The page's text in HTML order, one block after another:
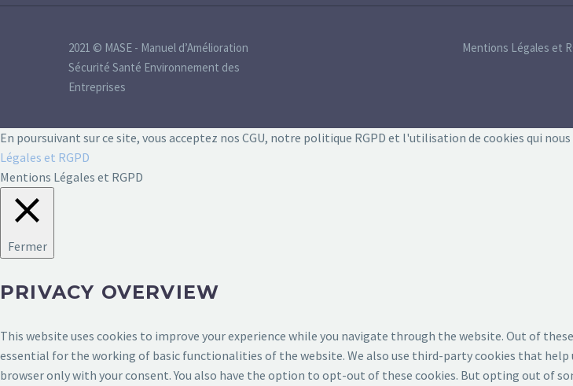
Mentions Légales et
2021 © MASE - Manuel d’Amélioration
Sécurité Santé Environnement des
Entreprises
En poursuivant sur ce site, vous acceptez nos CGU, notre politique RGPD et l'utilisation de cookies qui
Légales et RGPD
Mentions Légales et RGPD
Fermer
PRIVACY OVERVIEW
This website uses cookies to improve your experience while you navigate through the website. Out of
essential for the working of basic functionalities of the website. We also use third-party cookies that help
browser only with your consent. You also have the option to opt-out of these cookies. But opting out of